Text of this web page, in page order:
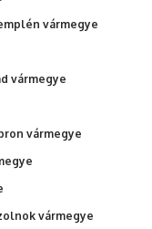
vármegye
vármegye
vármegye
vármegye